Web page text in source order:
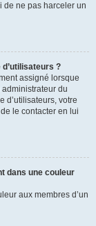
de ne pas harceler un
?
assigné lorsque
du
d’utilisateurs, votre
le contacter en lui
dans une couleur
aux membres d’un